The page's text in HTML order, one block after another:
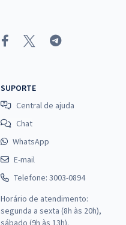
SUPORTE
Central de ajuda
Chat
WhatsApp
E-mail
Telefone: 3003-0894
Horário de atendimento:
segunda a sexta (8h às 20h),
sábado (9h às 13h).